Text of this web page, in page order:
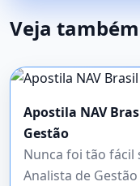
Veja também
Apostila NAV
Gestão
Nunca foi tão fácil
Analista de